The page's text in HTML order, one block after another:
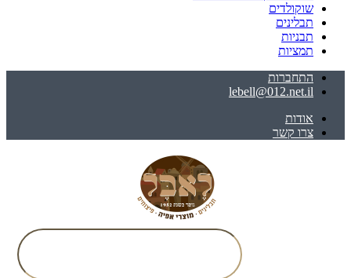
שוקולדים
תבלינים
תבניות
תמציות
התחברות
lebell@012.net.il
אודות
צרו קשר